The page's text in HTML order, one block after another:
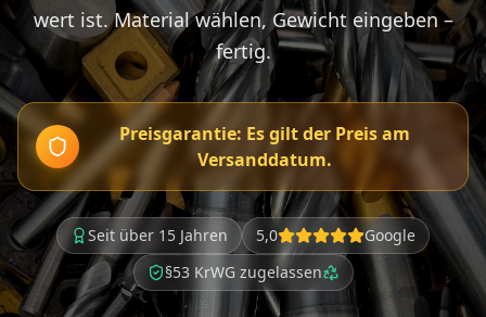
wert ist. Material wählen, Gewicht eingeben –
fertig.
Preisgarantie: Es gilt der Preis am
Versanddatum.
Seit über 15 Jahren 5,0
Google
§53 KrWG zugelassen